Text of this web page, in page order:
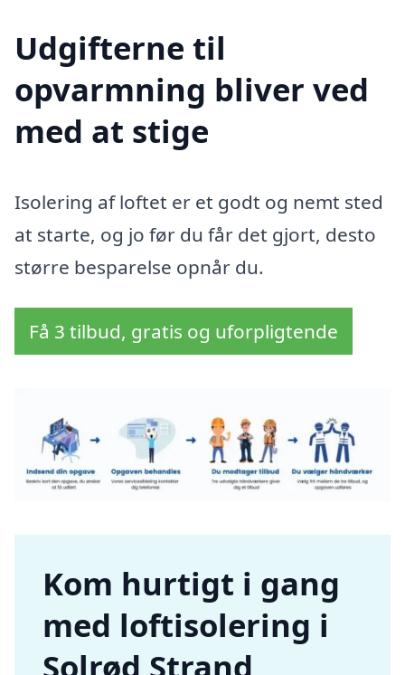
Udgifterne til
opvarmning bliver ved
med at stige
Isolering af loftet er et godt og nemt sted
at starte, og jo før du får det gjort, desto
større besparelse opnår du.
Få 3 tilbud, gratis og uforpligtende
Kom hurtigt i gang
med loftisolering i